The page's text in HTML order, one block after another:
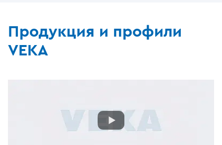
Продукция и профили
VEKA